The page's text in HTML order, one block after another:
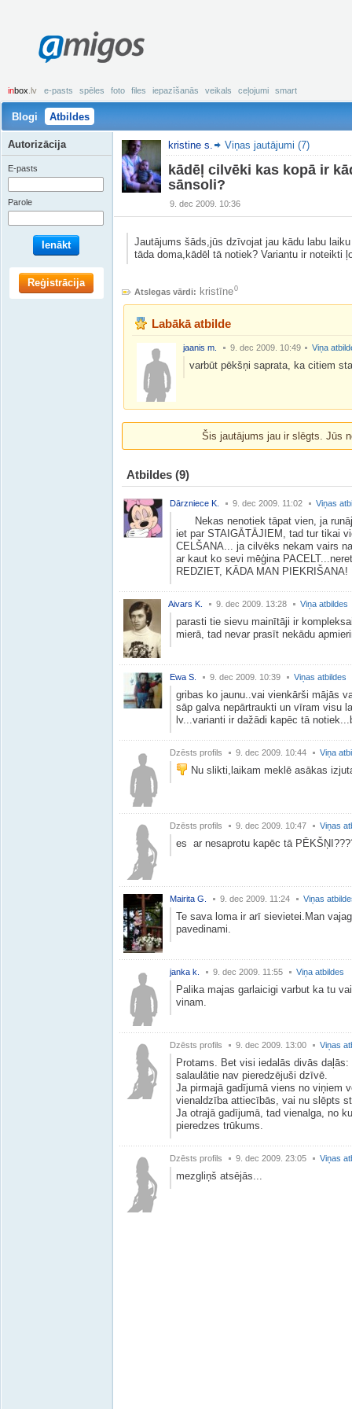
amigos
inbox .lv e-pasts spēles foto files iepazīšanās veikals ceļojumi smart
Blogi Atbildes
kristine s. Viņas jautājumi (7)
kādēļ cilvēki kas kopā ir
sānsoli?
9. dec 2009. 10:36
Jautājums šāds,jūs dzīvojat jau kādu labu
tāda doma,kādēl tā notiek? Variantu ir noteikti
Atslegas vārdi: kristīne0
Labākā atbilde
jaanis m. 9. dec 2009. 10:49 Viņa
varbūt pēkšņi saprata, ka citiem
Šis jautājums jau ir slēgts. Jūs
Atbildes (9)
Dārzniece K. 9. dec 2009. 11:02 Viņas
Nekas nenotiek tāpat vien, ja
iet par STAIGĀTĀJIEM, tad tur tikai
CELŠANA... ja cilvēks nekam vairs
ar kaut ko sevi mēģina
REDZIET, KĀDA MAN PIEKRIŠANA!
Aivars K. 9. dec 2009. 13:28 Viņa atbildes
parasti tie sievu mainītāji ir
mierā, tad nevar prasīt nekādu
Ewa S. 9. dec 2009. 10:39 Viņas atbildes
gribas ko jaunu..vai vienkārši mājās
sāp galva nepārtraukti un vīram visu
lv...varianti ir dažādi kapēc tā
Dzēsts profils 9. dec 2009. 10:44 Viņa
Nu slikti,laikam meklē asākas
Dzēsts profils 9. dec 2009. 10:47 Viņas
es ar nesaprotu kapēc tā
Mairita G. 9. dec 2009. 11:24 Viņas
Te sava loma ir arī sievietei.Man
pavedinami.
janka k. 9. dec 2009. 11:55 Viņa atbildes
Palika majas garlaicigi varbut ka tu
vinam.
Dzēsts profils 9. dec 2009. 13:00 Viņas
Protams. Bet visi iedalās divās
salaulātie nav pieredzējuši dzīvē.
Ja pirmajā gadījumā viens no viņiem
vienaldzība attiecībās, vai nu slēpts
Ja otrajā gadījumā, tad vienalga, no
pieredzes trūkums.
Dzēsts profils 9. dec 2009. 23:05 Viņas
mezgliņš atsējās...
Autorizācija
E-pasts
Parole
Ienākt
Reģistrācija